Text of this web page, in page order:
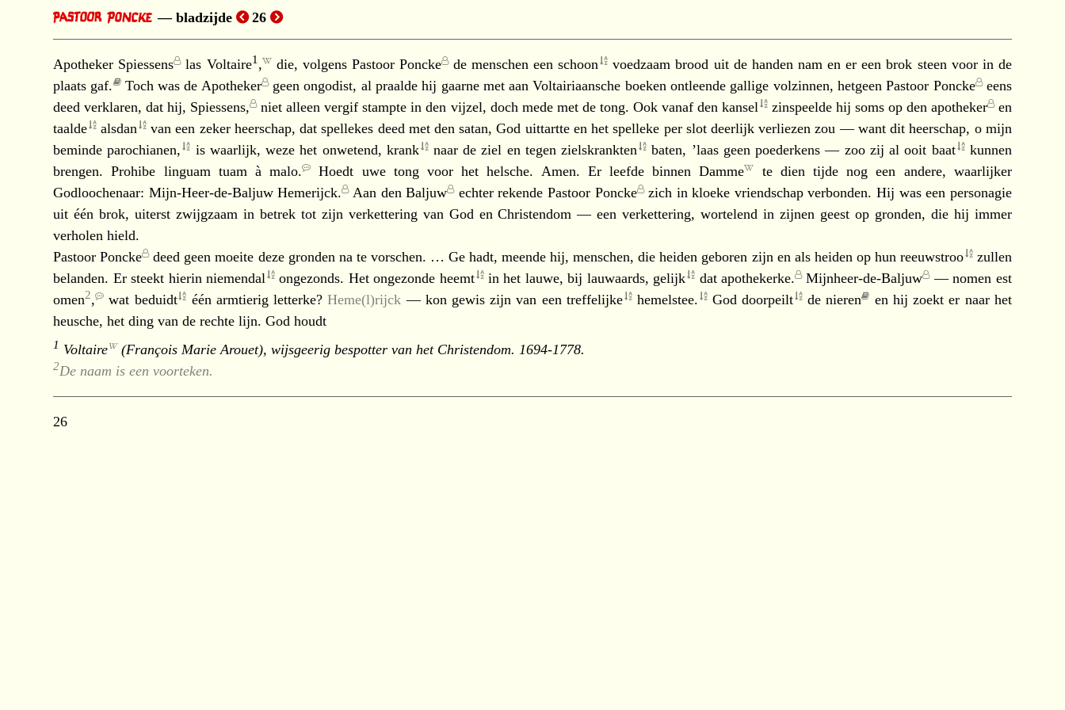
bladzijde 26
Apotheker Spiessens las Voltaire1 , die, volgens Pastoor Poncke de menschen eenschoon
voedzaam brood uit de handen nam en er een brok steen voor in de
plaats gaf. Toch was de Apotheker geen ongodist, al praalde hij gaarne met aan Voltairiaansche boeken ontleende gallige volzinnen, hetgeenPastoor Poncke eens
deed verklaren, dat hij, Spiessens, niet alleen vergif stampte in den vijzel, doch mede met de tong. Ook vanaf den kansel zinspeelde hij soms op den apotheker en
taalde
alsdan
van een zeker heerschap, dat spellekes deed met den satan, God uittartte en het spelleke per slot deerlijk verliezen zou — want dit heerschap, o mijn
bemindeparochianen, is waarlijk, weze het onwetend, krank naar de ziel en tegenzielskrankten baten, ’laas geen poederkens — zoo zij al ooit baat kunnen
brengen.Prohibe linguam tuam à malo. Hoedt uwe tong voor het helsche. Amen. Er leefde binnenDamme
te dien tijde nog een andere, waarlijker
Godloochenaar: Mijn-Heer-de-Baljuw Hemerijck. Aan denBaljuw echter rekende Pastoor Poncke zich in kloeke vriendschap verbonden. Hij was een personagie
uit één brok, uiterst zwijgzaam in betrek tot zijn verkettering van God en Christendom — een verkettering, wortelend in zijnen geest op gronden, die hij immer
verholen hield.
Pastoor Poncke deed geen moeite deze gronden na te vorschen. … Ge hadt, meende hij, menschen, die heiden geboren zijn en als heiden op hun reeuwstroo zullen
belanden. Er steekt hierinniemendal ongezonds. Het ongezonde heemt in het lauwe, bij lauwaards, gelijk datapothekerke. Mijnheer-de-Baljuw —nomen est
omen2, wat beduidt één armtierig letterke?Heme(l)rijck — kon gewis zijn van een treffelijke hemelstee. Goddoorpeilt de nieren
en hij zoekt er naar het
heusche, het ding van de rechte lijn. God houdt
1 Voltaire (François Marie Arouet), wijsgeerig bespotter van het Christendom. 1694-1778.
2De naam is een voorteken.
26